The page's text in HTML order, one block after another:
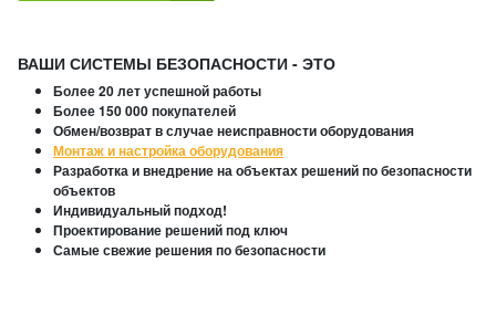
ВАШИ СИСТЕМЫ БЕЗОПАСНОСТИ - ЭТО
Более 20 лет успешной работы
Более 150 000 покупателей
Обмен/возврат в случае неисправности оборудования
Монтаж и настройка оборудования
Разработка и внедрение на объектах решений по безопасности
объектов
Индивидуальный подход!
Проектирование решений под ключ
Самые свежие решения по безопасности